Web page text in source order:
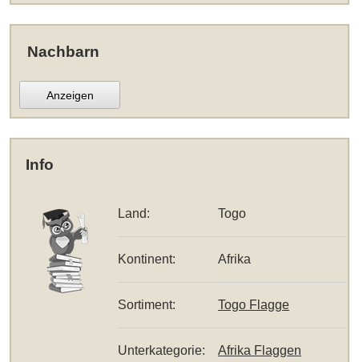
Nachbarn
Anzeigen
Info
Land: Togo
Kontinent: Afrika
Sortiment: Togo Flagge
Unterkategorie: Afrika Flaggen